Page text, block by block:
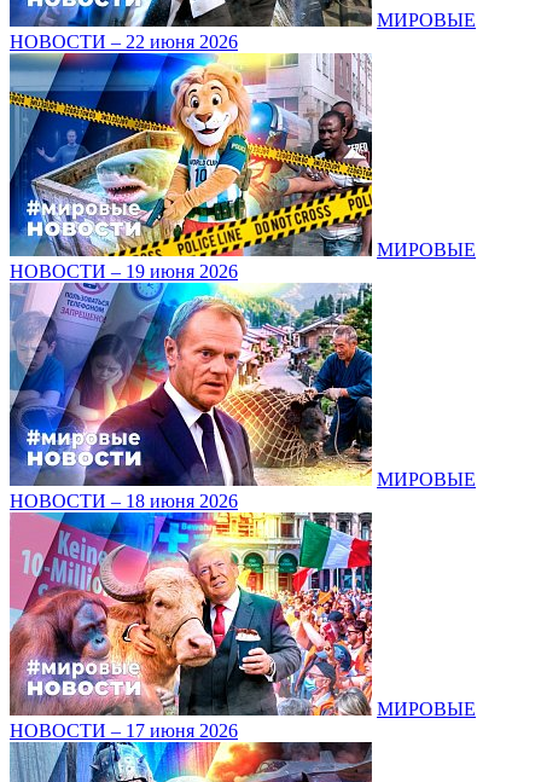
МИРОВЫЕ
НОВОСТИ – 22 июня 2026
МИРОВЫЕ
НОВОСТИ – 19 июня 2026
МИРОВЫЕ
НОВОСТИ – 18 июня 2026
МИРОВЫЕ
НОВОСТИ – 17 июня 2026